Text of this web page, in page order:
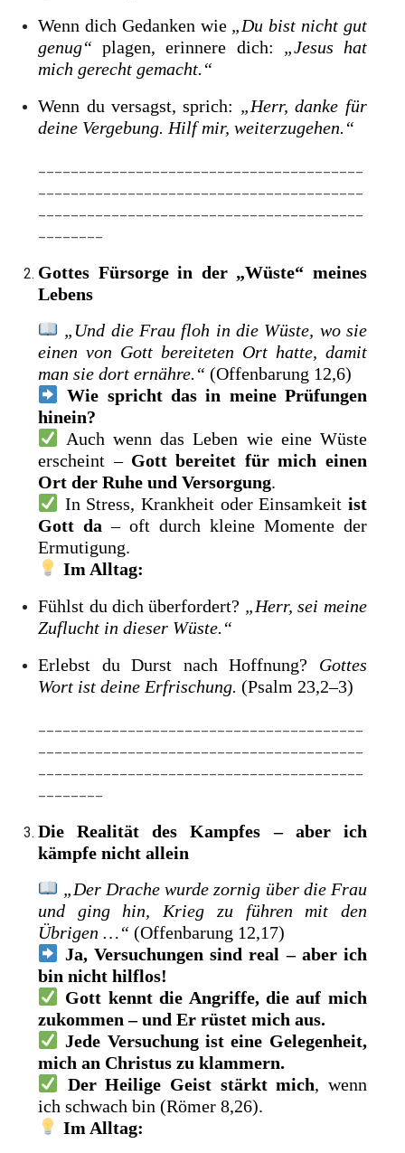
Wenn dich Gedanken wie „Du bist nicht gut
genug“ plagen, erinnere dich: „Jesus hat
mich gerecht gemacht.“
Wenn du versagst, sprich: „Herr, danke für
deine Vergebung. Hilf mir, weiterzugehen.“
Gottes Fürsorge in der „Wüste“ meines
Lebens
„Und die Frau floh in die Wüste, wo sie
einen von Gott bereiteten Ort hatte, damit
man sie dort ernähre.“ (Offenbarung 12,6)
Wie spricht das in meine Prüfungen
hinein?
Auch wenn das Leben wie eine Wüste
erscheint – Gott bereitet für mich einen
Ort der Ruhe und Versorgung.
In Stress, Krankheit oder Einsamkeit ist
Gott da – oft durch kleine Momente der
Ermutigung.
Im Alltag:
Fühlst du dich überfordert? „Herr, sei meine
Zuflucht in dieser Wüste.“
Erlebst du Durst nach Hoffnung? Gottes
Wort ist deine Erfrischung. (Psalm 23,2–3)
Die Realität des Kampfes – aber ich
kämpfe nicht allein
„Der Drache wurde zornig über die Frau
und ging hin, Krieg zu führen mit den
Übrigen …“ (Offenbarung 12,17)
Ja, Versuchungen sind real – aber ich
bin nicht hilflos!
Gott kennt die Angriffe, die auf mich
zukommen – und Er rüstet mich aus.
Jede Versuchung ist eine Gelegenheit,
mich an Christus zu klammern.
Der Heilige Geist stärkt mich, wenn
ich schwach bin (Römer 8,26).
Im Alltag: